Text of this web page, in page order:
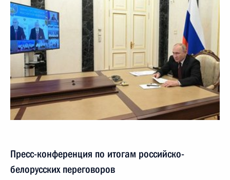
Пресс-конференция по итогам российско-
белорусских переговоров